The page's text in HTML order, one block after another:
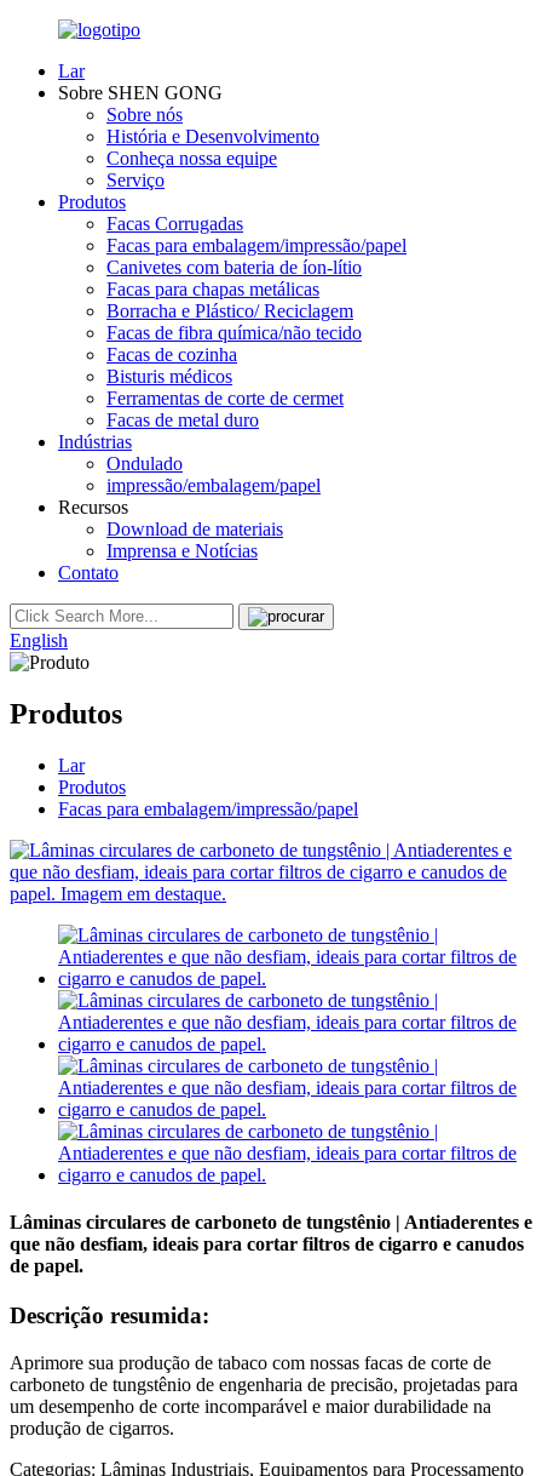
Lar
Sobre SHEN GONG
Sobre nós
História e Desenvolvimento
Conheça nossa equipe
Serviço
Produtos
Facas Corrugadas
Facas para embalagem/impressão/papel
Canivetes com bateria de íon-lítio
Facas para chapas metálicas
Borracha e Plástico/ Reciclagem
Facas de fibra química/não tecido
Facas de cozinha
Bisturis médicos
Ferramentas de corte de cermet
Facas de metal duro
Indústrias
Ondulado
impressão/embalagem/papel
Recursos
Download de materiais
Imprensa e Notícias
Contato
English
Produtos
Lar
Produtos
Facas para embalagem/impressão/papel
Lâminas circulares de carboneto de tungstênio | Antiaderentes e
que não desfiam, ideais para cortar filtros de cigarro e canudos
de papel.
Descrição resumida:
Aprimore sua produção de tabaco com nossas facas de corte de
carboneto de tungstênio de engenharia de precisão, projetadas para
um desempenho de corte incomparável e maior durabilidade na
produção de cigarros.
Categorias: Lâminas Industriais, Equipamentos para Processamento